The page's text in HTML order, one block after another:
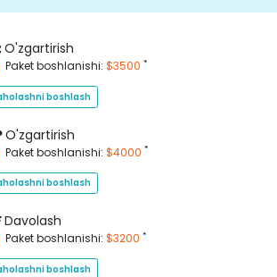
O'zgartirish
Paket boshlanishi: $3500 *
boshlash
O'zgartirish
Paket boshlanishi: $4000 *
boshlash
Davolash
Paket boshlanishi: $3200 *
boshlash